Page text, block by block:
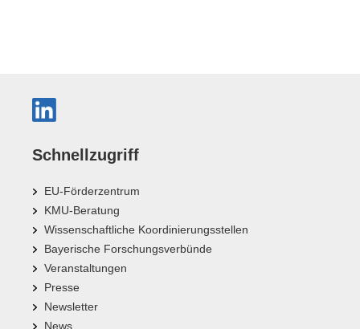
Schnellzugriff
EU-Förderzentrum
KMU-Beratung
Wissenschaftliche Koordinierungsstellen
Bayerische Forschungsverbünde
Veranstaltungen
Presse
Newsletter
News